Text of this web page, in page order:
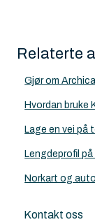
Relaterte
Gjør om
Hvordan bruke
Lage en vei på
Lengdeprofil på
Norkart og
Kontakt oss